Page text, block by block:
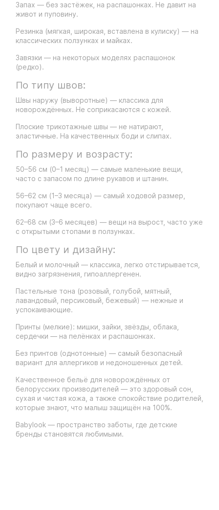
Запах — без застёжек, на распашонках. Не давит на
живот и пуповину.
Резинка (мягкая, широкая, вставлена в кулиску) — на
классических ползунках и майках.
Завязки — на некоторых моделях распашонок
(редко).
По типу швов:
Швы наружу (выворотные) — классика для
новорождённых. Не соприкасаются с кожей.
Плоские трикотажные швы — не натирают,
эластичные. На качественных боди и слипах.
По размеру и возрасту:
50–56 см (0–1 месяц) — самые маленькие вещи,
часто с запасом по длине рукавов и штанин.
56–62 см (1–3 месяца) — самый ходовой размер,
покупают чаще всего.
62–68 см (3–6 месяцев) — вещи на вырост, часто уже
с открытыми стопами в ползунках.
По цвету и дизайну:
Белый и молочный — классика, легко отстирывается,
видно загрязнения, гипоаллергенен.
Пастельные тона (розовый, голубой, мятный,
лавандовый, персиковый, бежевый) — нежные и
успокаивающие.
Принты (мелкие): мишки, зайки, звёзды, облака,
сердечки — на пелёнках и распашонках.
Без принтов (однотонные) — самый безопасный
вариант для аллергиков и недоношенных детей.
Качественное бельё для новорождённых от
белорусских производителей — это здоровый сон,
сухая и чистая кожа, а также спокойствие родителей,
которые знают, что малыш защищён на 100%.
Babylook — пространство заботы, где детские
бренды становятся любимыми.